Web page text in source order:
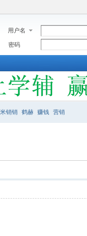
用户名
密码
米销销 鹤赫 赚钱 营销